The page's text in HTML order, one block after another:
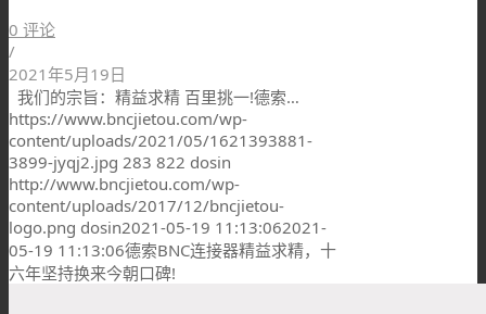
0 评论
/
2021年5月19日
我们的宗旨：精益求精 百里挑一!德索…
https://www.bncjietou.com/wp-
content/uploads/2021/05/1621393881-
3899-jyqj2.jpg 283 822 dosin
http://www.bncjietou.com/wp-
content/uploads/2017/12/bncjietou-
logo.png dosin2021-05-19 11:13:062021-
05-19 11:13:06德索BNC连接器精益求精，十
六年坚持换来今朝口碑!